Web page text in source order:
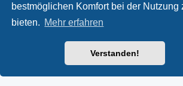
bestmöglichen Komfort bei der Nutzung
bieten. Mehr erfahren
Verstanden!